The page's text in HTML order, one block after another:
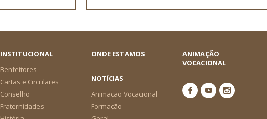
INSTITUCIONAL
Benfeitores
Cartas e Circulares
Conselho
Fraternidades
ONDE ESTAMOS
ANIMAÇÃO
VOCACIONAL
NOTÍCIAS
Animação Vocacional
Formação